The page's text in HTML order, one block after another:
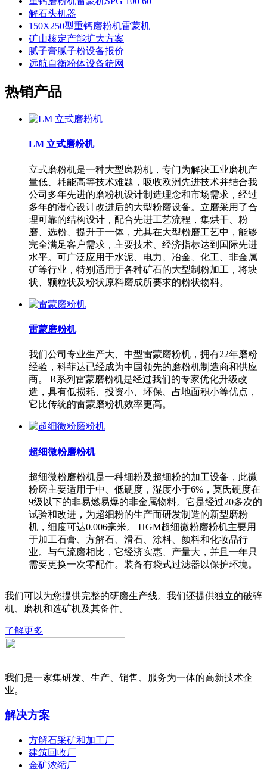
解石头机器
150X250型重钙磨粉机雷蒙机
矿山核定产能扩大方案
腻子膏腻子粉设备报价
远航自衡粉体设备筛网
热销产品
LM 立式磨粉机
立式磨粉机是一种大型磨粉机，专门为解决工业磨机产
量低、耗能高等技术难题，吸收欧洲先进技术并结合我
公司多年先进的磨粉机设计制造理念和市场需求，经过
多年的潜心设计改进后的大型粉磨设备。立磨采用了合
理可靠的结构设计，配合先进工艺流程，集烘干、粉
磨、选粉、提升于一体，尤其在大型粉磨工艺中，能够
完全满足客户需求，主要技术、经济指标达到国际先进
水平。可广泛应用于水泥、电力、冶金、化工、非金属
矿等行业，特别适用于各种矿石的大型制粉加工，将块
状、颗粒状及粉状原料磨成所要求的粉状物料。
雷蒙磨粉机
我们公司专业生产大、中型雷蒙磨粉机，拥有22年磨粉
经验，科菲达已经成为中国领先的磨粉机制造商和供应
商。 R系列雷蒙磨粉机是经过我们的专家优化升级改
造，具有低损耗、投资小、环保、占地面积小等优点，
它比传统的雷蒙磨粉机效率更高。
超细微粉磨粉机
超细微粉磨粉机是一种细粉及超细粉的加工设备，此微
粉磨主要适用于中、低硬度，湿度小于6%，莫氏硬度在
9级以下的非易燃易爆的非金属物料。它是经过20多次的
试验和改进，为超细粉的生产而研发制造的新型磨粉
机，细度可达0.006毫米。 HGM超细微粉磨粉机主要用
于加工石膏、方解石、滑石、涂料、颜料和化妆品行
业。与气流磨相比，它经济实惠、产量大，并且一年只
需要更换一次零配件。装备有袋式过滤器以保护环境。
我们可以为您提供完整的研磨生产线。我们还提供独立的破碎
机、磨机和选矿机及其备件。
了解更多
我们是一家集研发、生产、销售、服务为一体的高新技术企
业。
解决方案
方解石采矿和加工厂
建筑回收厂
金矿浓缩厂